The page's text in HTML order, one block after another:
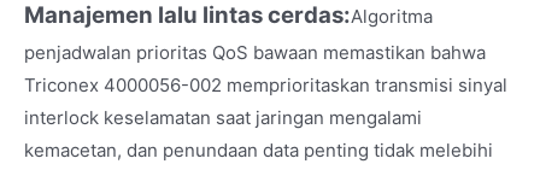
Manajemen lalu lintas cerdas:Algoritma
penjadwalan prioritas QoS bawaan memastikan bahwa
Triconex 4000056-002 memprioritaskan transmisi sinyal
interlock keselamatan saat jaringan mengalami
kemacetan, dan penundaan data penting tidak melebihi